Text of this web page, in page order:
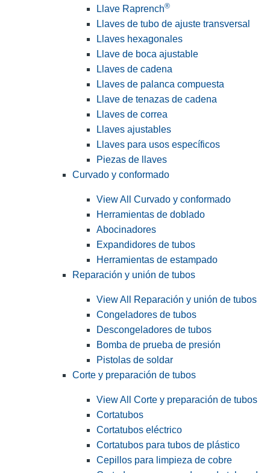
Llave Raprench®
Llaves de tubo de ajuste transversal
Llaves hexagonales
Llave de boca ajustable
Llaves de cadena
Llaves de palanca compuesta
Llave de tenazas de cadena
Llaves de correa
Llaves ajustables
Llaves para usos específicos
Piezas de llaves
Curvado y conformado
View All Curvado y conformado
Herramientas de doblado
Abocinadores
Expandidores de tubos
Herramientas de estampado
Reparación y unión de tubos
View All Reparación y unión de tubos
Congeladores de tubos
Descongeladores de tubos
Bomba de prueba de presión
Pistolas de soldar
Corte y preparación de tubos
View All Corte y preparación de tubos
Cortatubos
Cortatubos eléctrico
Cortatubos para tubos de plástico
Cepillos para limpieza de cobre